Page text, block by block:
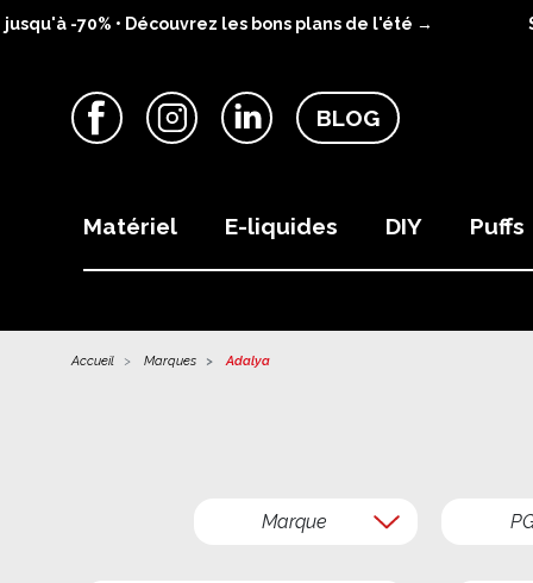
-70% • Découvrez les bons plans de l'été →
BLOG
Matériel E-liquides DIY Puffs
Accueil Marques Adalya
Marque